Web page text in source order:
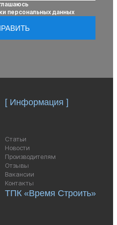
персональных данных
[ Информация ]
Статьи
Новости
Производителям
Отзывы
Вакансии
Контакты
ТПК «Время Строить»